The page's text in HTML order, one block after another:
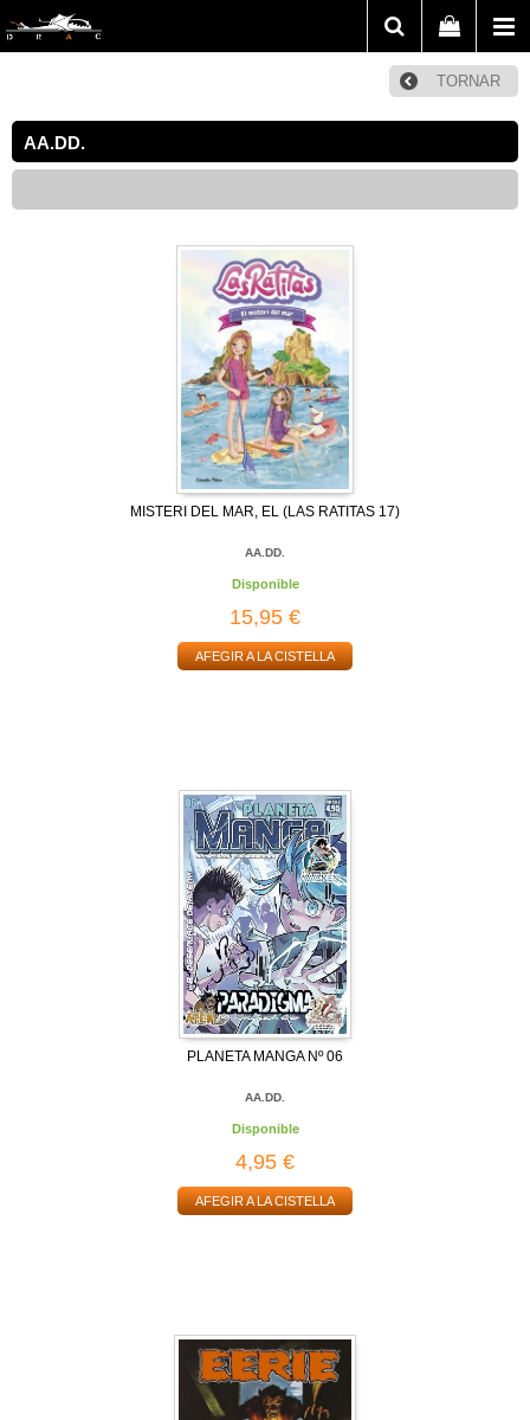
TORNAR
AA.DD.
MISTERI DEL MAR, EL (LAS RATITAS 17)
AA.DD.
Disponible
15,95 €
AFEGIR A LA CISTELLA
PLANETA MANGA Nº 06
AA.DD.
Disponible
4,95 €
AFEGIR A LA CISTELLA